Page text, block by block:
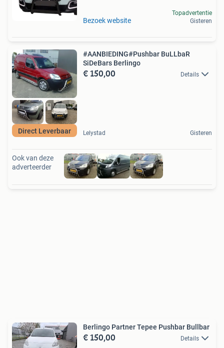
Bezoek website
Topadvertentie
Gisteren
Direct Leverbaar
#AANBIEDING#Pushbar BuLLbaR
SiDeBars Berlingo
€ 150,00 Details
Lelystad Gisteren
Ook van deze
adverteerder
Berlingo Partner Tepee Pushbar Bullbar
€ 150,00 Details